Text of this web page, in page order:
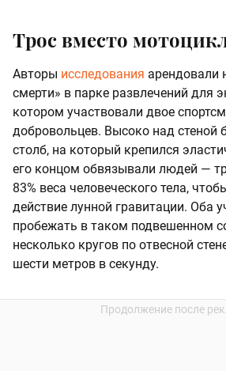
Трос вместо
Авторы исследования арендовали
смерти» в парке развлечений для
котором участвовали двое
добровольцев. Высоко над стеной
столб, на который крепился
его концом обвязывали людей —
83% веса человеческого тела,
действие лунной гравитации. Оба
пробежать в таком подвешенном
несколько кругов по отвесной
шести метров в секунду.